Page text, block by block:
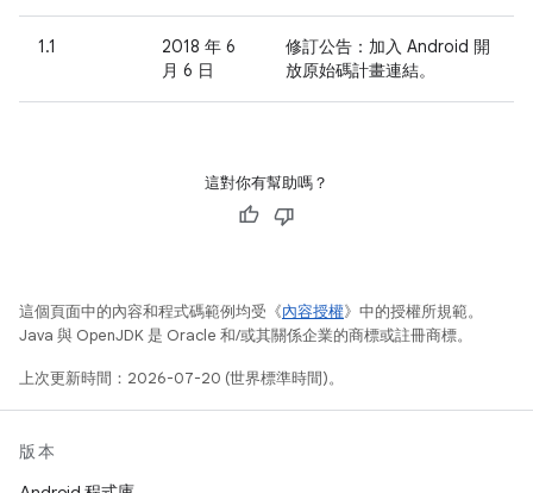
1.1
2018 年 6
月 6 日
修訂公告：加入 Android 開
放原始碼計畫連結。
這對你有幫助嗎？
這個頁面中的內容和程式碼範例均受《內容授權》中的授權所規範。
Java 與 OpenJDK 是 Oracle 和/或其關係企業的商標或註冊商標。
上次更新時間：2026-07-20 (世界標準時間)。
版本